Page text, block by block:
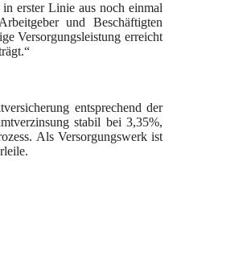
erster Linie aus noch einmal
und Beschäftigten
Versorgungsleistung erreicht
entsprechend der
stabil bei 3,35%,
Als Versorgungswerk ist